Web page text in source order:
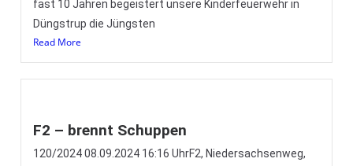
fast 10 Jahren begeistert unsere Kinderfeuerwehr in
Düngstrup die Jüngsten
Read More
F2 – brennt Schuppen
120/2024 08.09.2024 16:16 UhrF2, Niedersachsenweg,